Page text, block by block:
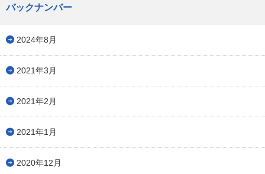
バックナンバー
2024年8月
2021年3月
2021年2月
2021年1月
2020年12月